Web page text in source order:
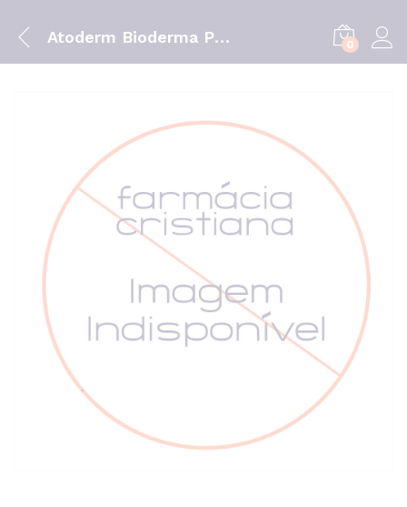
Atoderm Bioderma Pp Bals Emoliente 200 Ml 0